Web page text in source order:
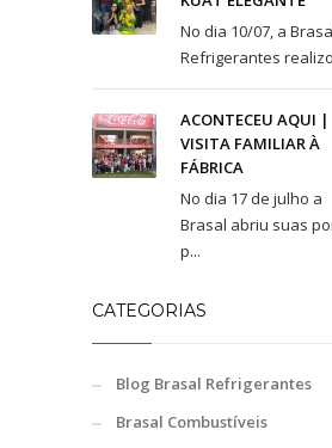
No dia 10/07, a
Refrigerantes
ACONTECEU AQUI |
VISITA FAMILIAR À
FÁBRICA
No dia 17 de julho a
Brasal abriu suas
p...
CATEGORIAS
Blog Brasal Refrigerantes
Brasal Combustíveis